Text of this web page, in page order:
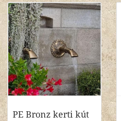
PE Bronz kerti kút